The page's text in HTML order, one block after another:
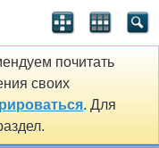
почитать
своих
. Для